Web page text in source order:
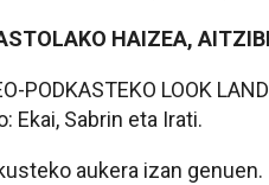
HAIZEA,
LOOK
Ekai, Sabrin eta Irati.
aukera izan genuen.